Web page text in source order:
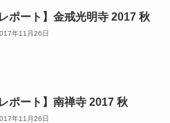
レポート】金戒光明寺 2017 秋
年11月26日
レポート】南禅寺 2017 秋
年11月26日